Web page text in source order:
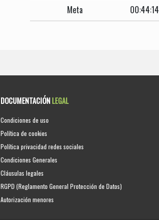
Meta
00:44:14
DOCUMENTACIÓNLEGAL
Condiciones de uso
Política de cookies
Política privacidad redes sociales
Condiciones Generales
Cláusulas legales
RGPD (Reglamento General Protección de Datos)
Autorización menores